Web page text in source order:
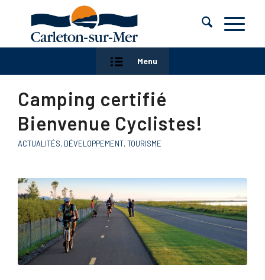
Menu
Camping certifié
Bienvenue Cyclistes!
ACTUALITÉS, DÉVELOPPEMENT, TOURISME